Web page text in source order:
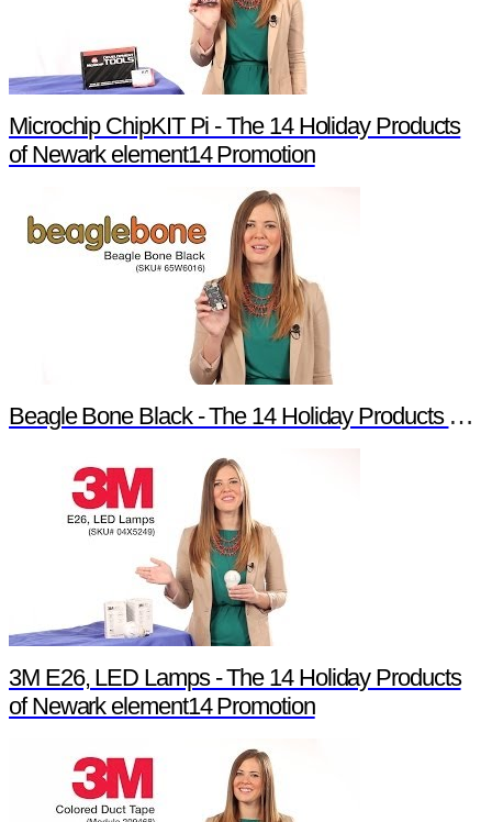
Microchip ChipKIT Pi - The 14 Holiday Products
of Newark element14 Promotion
Beagle Bone Black - The 14 Holiday Products of Newark element14 Promotion
3M E26, LED Lamps - The 14 Holiday Products
of Newark element14 Promotion